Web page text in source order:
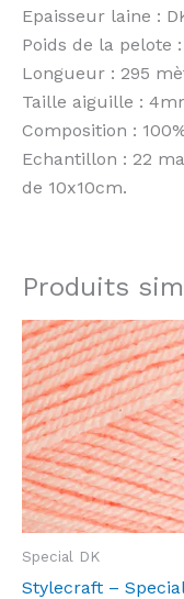
Epaisseur laine :
Poids de la pelote
Longueur : 295
Taille aiguille :
Composition :
Echantillon : 22
de 10x10cm.
Produits
Special DK
Stylecraft –